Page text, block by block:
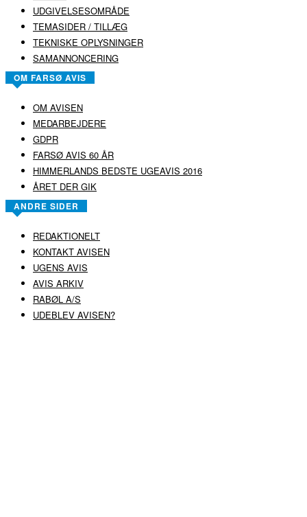
UDGIVELSESOMRÅDE
TEMASIDER / TILLÆG
TEKNISKE OPLYSNINGER
SAMANNONCERING
OM FARSØ AVIS
OM AVISEN
MEDARBEJDERE
GDPR
FARSØ AVIS 60 ÅR
HIMMERLANDS BEDSTE UGEAVIS 2016
ÅRET DER GIK
ANDRE SIDER
REDAKTIONELT
KONTAKT AVISEN
UGENS AVIS
AVIS ARKIV
RABØL A/S
UDEBLEV AVISEN?